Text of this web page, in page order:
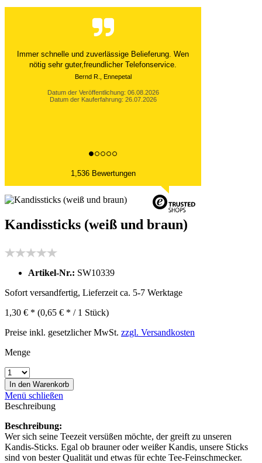
Der Versand ist immer innerhalb von 24 Stunden
abgewickelt. Grossartig. Ich liebe die 1kg
Alubeutel.
Datum der Veröffentlichung: 06.08.2026
Datum der Kauferfahrung: 27.07.2026
1,536 Bewertungen
Kandissticks (weiß und braun)
Artikel-Nr.: SW10339
Sofort versandfertig, Lieferzeit ca. 5-7 Werktage
1,30 € * (0,65 € * / 1 Stück)
Preise inkl. gesetzlicher MwSt. zzgl. Versandkosten
Menge
In den Warenkorb
Menü schließen
Beschreibung
Beschreibung:
Wer sich seine Teezeit versüßen möchte, der greift zu unseren
Kandis-Sticks. Egal ob brauner oder weißer Kandis, unsere Sticks
sind von bester Qualität und etwas für echte Tee-Feinschmecker.